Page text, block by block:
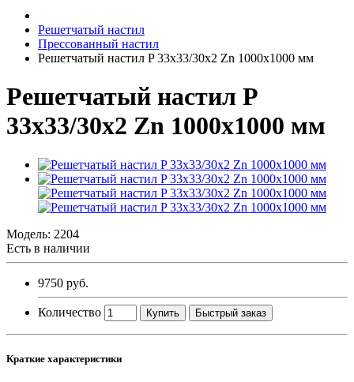
Решетчатый настил
Прессованный настил
Решетчатый настил P 33х33/30х2 Zn 1000х1000 мм
Решетчатый настил P
33х33/30х2 Zn 1000х1000 мм
Модель: 2204
Есть в наличии
9750 руб.
Количество Купить Быстрый заказ
Краткие характеристики